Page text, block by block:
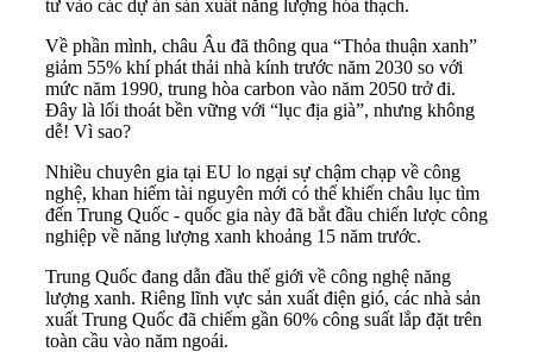
tư vào các dự án sản xuất năng lượng hóa thạch.
Về phần mình, châu Âu đã thông qua “Thỏa thuận xanh”
giảm 55% khí phát thải nhà kính trước năm 2030 so với
mức năm 1990, trung hòa carbon vào năm 2050 trở đi.
Đây là lối thoát bền vững với “lục địa già”, nhưng không
dễ! Vì sao?
Nhiều chuyên gia tại EU lo ngại sự chậm chạp về công
nghệ, khan hiếm tài nguyên mới có thể khiến châu lục tìm
đến Trung Quốc - quốc gia này đã bắt đầu chiến lược công
nghiệp về năng lượng xanh khoảng 15 năm trước.
Trung Quốc đang dẫn đầu thế giới về công nghệ năng
lượng xanh. Riêng lĩnh vực sản xuất điện gió, các nhà sản
xuất Trung Quốc đã chiếm gần 60% công suất lắp đặt trên
toàn cầu vào năm ngoái.